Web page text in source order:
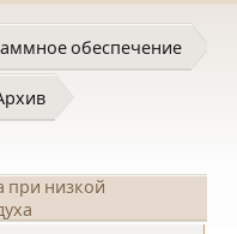
обеспечение
при низкой